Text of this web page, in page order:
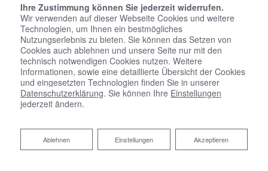
FÖRDE HEIZUNGS- UND
Ihre Zustimmung können Sie jederzeit widerrufen.
Wir verwenden auf dieser Webseite Cookies und weitere
Technologien, um Ihnen ein bestmögliches
Nutzungserlebnis zu bieten. Sie können das Setzen von
Cookies auch ablehnen und unsere Seite nur mit den
technisch notwendigen Cookies nutzen. Weitere
Informationen, sowie eine detaillierte Übersicht der Cookies
und eingesetzten Technologien finden Sie in unserer
Datenschutzerklärung. Sie können Ihre Einstellungen
jederzeit ändern.
Akzeptieren
Einstellungen
Ablehnen
Ablehnen